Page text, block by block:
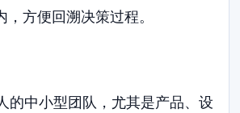
，方便回溯决策过程。
的中小型团队，尤其是产品、设